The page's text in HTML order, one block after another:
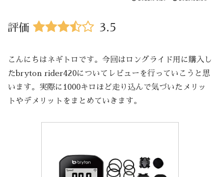
評価 3.5
こんにちはネギトロです。今回はロングライド用に購入し
たbryton rider420についてレビューを行っていこうと思
います。実際に1000キロほど走り込んで気づいたメリッ
トやデメリットをまとめていきます。